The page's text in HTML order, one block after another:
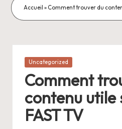
Accueil » Comment trouver du
Posted
Uncategorized
Comment
contenu utile
FAST TV